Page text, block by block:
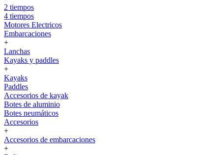
2 tiempos
4 tiempos
Motores Electricos
Embarcaciones
+
Lanchas
Kayaks y paddles
+
Kayaks
Paddles
Accesorios de kayak
Botes de aluminio
Botes neumáticos
Accesorios
+
Accesorios de embarcaciones
+